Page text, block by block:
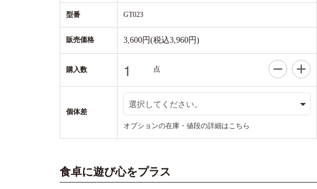
型番 GT023
販売価格 3,600円(税込3,960円)
購入数 点
個体差
オプションの在庫・値段の詳細はこちら
食卓に遊び心をプラス